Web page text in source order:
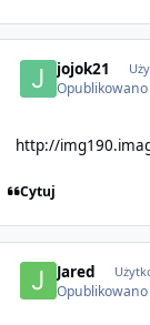
jojok21
Opublikowano
http://
Cytuj
Jared
Opublikowano